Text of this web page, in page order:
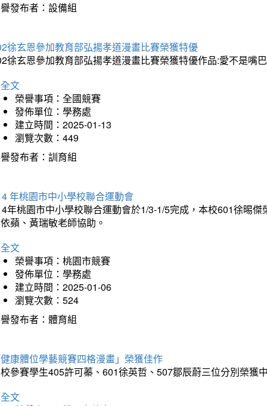
發布者：設備組
徐玄恩參加教育部弘揚孝道漫畫比賽榮獲特優
徐玄恩參加教育部弘揚孝道漫畫比賽榮獲特優作品:愛不是嘴
文
榮譽事項：全國競賽
發佈單位：學務處
建立時間：2025-01-13
瀏覽次數：449
發布者：訓育組
年桃園市中小學校聯合運動會
年桃園市中小學校聯合運動會於1/3-1/5完成，本校601徐晹
蘋、黃瑞敏老師協助。
文
榮譽事項：桃園市競賽
發佈單位：學務處
建立時間：2025-01-06
瀏覽次數：524
發布者：體育組
康體位學藝競賽四格漫畫」榮獲佳作
參賽學生405許可蓁、601徐英哲、507鄒辰蔚三位分別榮獲
文